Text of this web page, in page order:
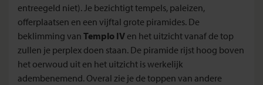
entreegeld niet). Je bezichtigt tempels, paleizen,
offerplaatsen en een vijftal grote piramides. De
beklimming van Templo IV en het uitzicht vanaf de top
zullen je perplex doen staan. De piramide rijst hoog boven
het oerwoud uit en het uitzicht is werkelijk
adembenemend. Overal zie je de toppen van andere